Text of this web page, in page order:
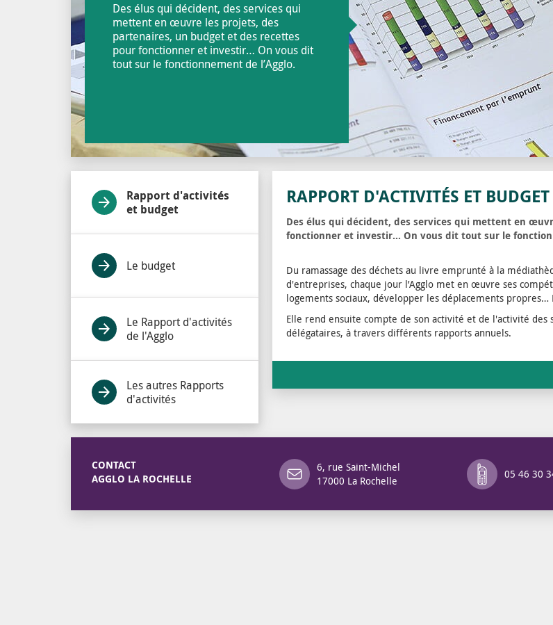
Des élus qui décident, des services qui
mettent en œuvre les projets, des
partenaires, un budget et des recettes
pour fonctionner et investir… On vous dit
tout sur le fonctionnement de l’Agglo.
Rapport d'activités
et budget
Le budget
Le Rapport d'activités
de l'Agglo
Les autres Rapports
d'activités
RAPPORT D'ACTIVITÉS ET BUDGET
Des élus qui décident, des services qui mettent en
fonctionner et investir… On vous dit tout sur le
Du ramassage des déchets au livre emprunté à la
d'entreprises, chaque jour l’Agglo met en œuvre ses
logements sociaux, développer les déplacements
Elle rend ensuite compte de son activité et de l'activité
délégataires, à travers différents rapports annuels.
CONTACT
AGGLO LA ROCHELLE
6, rue Saint-Michel
17000 La Rochelle
05 46 30